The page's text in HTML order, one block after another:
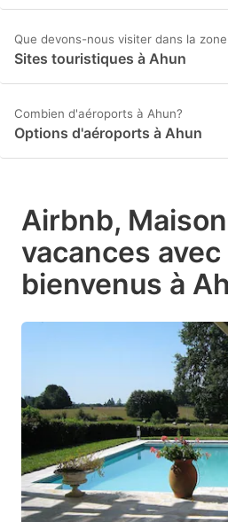
Que devons-nous visiter dans la
Sites touristiques à Ahun
Combien d'aéroports à Ahun?
Options d'aéroports à Ahun
Airbnb,
vacances
bienvenus à